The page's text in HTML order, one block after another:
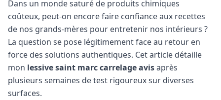
Dans un monde saturé de produits chimiques
coûteux, peut-on encore faire confiance aux recettes
de nos grands-mères pour entretenir nos intérieurs ?
La question se pose légitimement face au retour en
force des solutions authentiques. Cet article détaille
mon lessive saint marc carrelage avisaprès
plusieurs semaines de test rigoureux sur diverses
surfaces.